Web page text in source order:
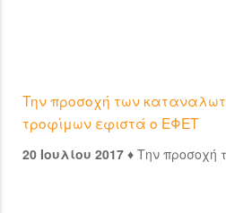
Την προσοχή των
τροφίμων εφιστά ο ΕΦΕΤ
20 Ιουλίου 2017 ♦ Την προσοχή